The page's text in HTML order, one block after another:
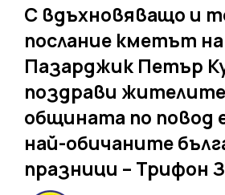
С вдъхновяващо и
послание кметът на
Пазарджик Петър
поздрави
общината по повод
най-обичаните
празници – Трифон